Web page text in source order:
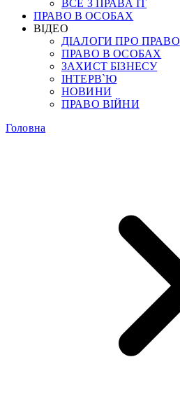
ВСЕ З ПРАВА ІТ
ПРАВО В ОСОБАХ
ВІДЕО
ДІАЛОГИ ПРО ПРАВО
ПРАВО В ОСОБАХ
ЗАХИСТ БІЗНЕСУ
ІНТЕРВ`Ю
НОВИНИ
ПРАВО ВІЙНИ
Головна